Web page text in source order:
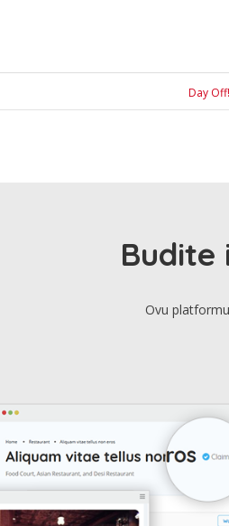
Day
Budite
Ovu